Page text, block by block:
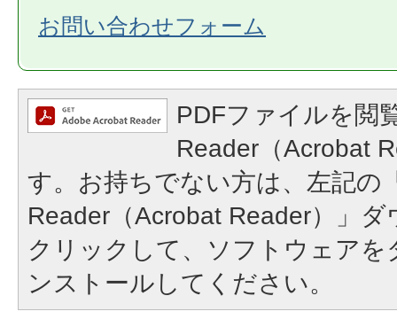
お問い合わせフォーム
PDFファイルを閲
Reader（Acrobat
す。お持ちでない方は、左記の
Reader（Acrobat Reader）」
クリックして、ソフトウェア
ンストールしてください。